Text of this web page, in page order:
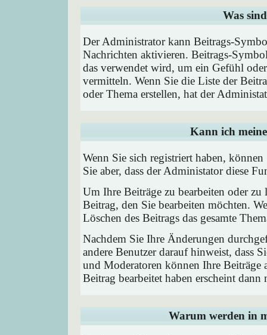
Was
Der Administrator kann Beitrags-
Nachrichten aktivieren. Beitrags-
das verwendet wird, um ein Gefühl
vermitteln. Wenn Sie die Liste der
oder Thema erstellen, hat der
Kann ich
Wenn Sie sich registriert haben,
Sie aber, dass der Administator diese
Um Ihre Beiträge zu bearbeiten oder
Beitrag, den Sie bearbeiten möchten.
Löschen des Beitrags das gesamte
Nachdem Sie Ihre Änderungen
andere Benutzer darauf hinweist, dass
und Moderatoren können Ihre Beiträge
Beitrag bearbeitet haben erscheint
Warum werden in